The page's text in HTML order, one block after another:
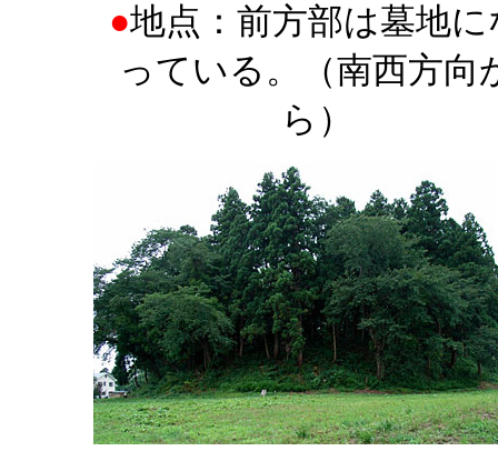
●地点：前方部は墓地に
っている。（南西方向
ら）